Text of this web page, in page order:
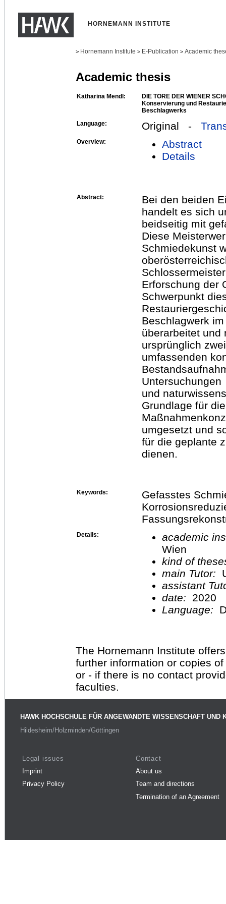
HORNEMANN INSTITUTE
> Hornemann Institute > E-Publication > Academic
Academic thesis
Katharina Mendl:
DIE TORE DER WIENER
Konservierung und
Beschlagwerks
Language:
Original -
Overview:
Abstract
Details
Abstract:
Bei den beiden
handelt es sich
beidseitig mit
Diese
Schmiedekunst
Erforschung der
Schwerpunkt
Beschlagwerk
überarbeitet und
ursprünglich
umfassenden
Untersuchungen
und
Grundlage für
umgesetzt und
für die geplante
dienen.
Keywords:
Gefasstes
Details:
academic
Wien
kind of
main Tutor:
assistant
date:
2020
Language:
The Hornemann Institute
further information or copies
or - if there is no contact
faculties.
HAWK HOCHSCHULE FÜR ANGEWANDTE WISSENSCHAFT UND
Hildesheim/Holzminden/Göttingen
Legal issues
Imprint
Privacy Policy
Contact
About us
Team and directions
Termination of an Agreement